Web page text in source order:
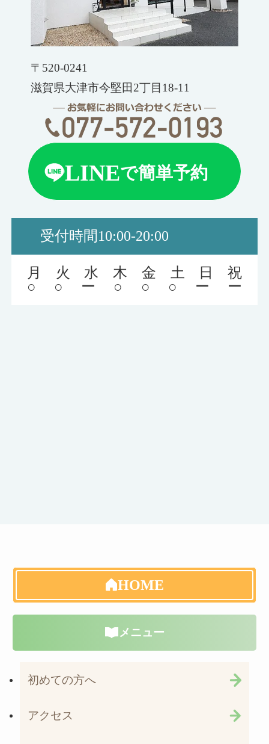
〒520-0241
滋賀県大津市今堅田2丁目18-11
LINEで簡単予約
受付時間10:00-20:00
月 火 水 木 金 土 日
祝
○
○ ー ○ ○ ○ ー ー
HOME
メニュー
初めての方へ
アクセス